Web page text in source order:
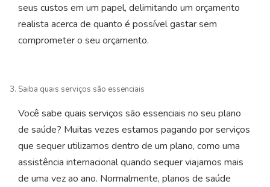
seus custos em um papel, delimitando um orçamento
realista acerca de quanto é possível gastar sem
comprometer o seu orçamento.
Saiba quais serviços são essenciais
Você sabe quais serviços são essenciais no seu plano
de saúde? Muitas vezes estamos pagando por serviços
que sequer utilizamos dentro de um plano, como uma
assistência internacional quando sequer viajamos mais
de uma vez ao ano. Normalmente, planos de saúde